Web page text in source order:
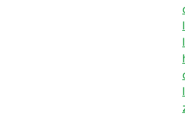
l
l
l